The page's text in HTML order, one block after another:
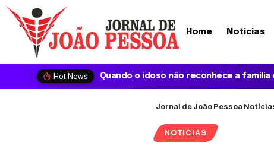
Home Noticias
Hot News
Jornal de João Pessoa
NOTICIAS